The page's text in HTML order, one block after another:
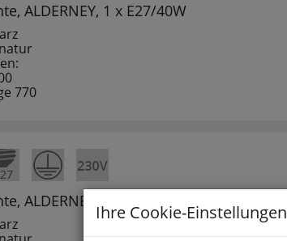
ALDERNEY, 1 x E27/40W
770
ALDERNEY, 3 x E27/40W
Ihre Cookie-Einstellungen